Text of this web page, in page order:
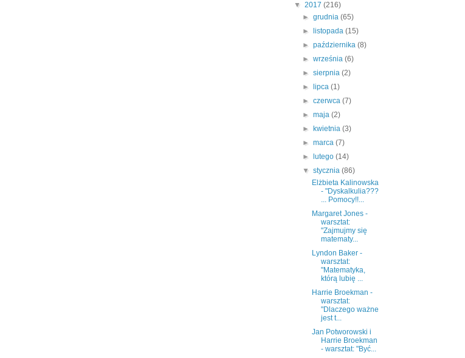
▼ 2017 (216)
►grudnia(65)
►
listopada(15)
►października(8)
►września(6)
►sierpnia(2)
►
lipca(1)
►czerwca(7)
►maja(2)
►
kwietnia(3)
►marca(7)
►
lutego(14)
▼stycznia(86)
Elżbieta Kalinowska
- "Dyskalkulia???
... Pomocy!!...
Margaret Jones -
warsztat:
"Zajmujmy się
matematy...
Lyndon Baker -
warsztat:
"Matematyka,
którą lubię ...
Harrie Broekman -
warsztat:
"Dlaczego ważne
jest t...
Jan Potworowski i
Harrie Broekman
- warsztat: "Być...